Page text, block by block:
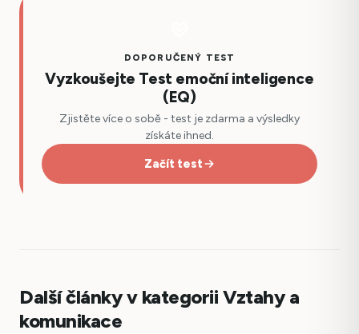
DOPORUČENÝ TEST
Vyzkoušejte Test emoční inteligence
(EQ)
Zjistěte více o sobě - test je zdarma a výsledky
získáte ihned.
Začít test
Další články v kategorii Vztahy a
komunikace